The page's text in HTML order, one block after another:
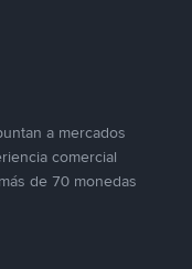
a mercados
comercial
de 70 monedas